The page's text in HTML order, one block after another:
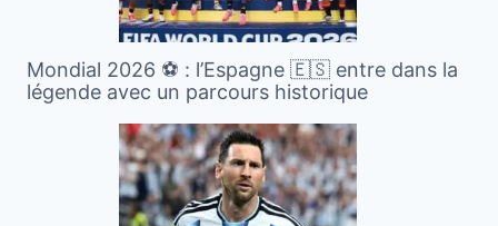
Mondial 2026 ⚽️ : l’Espagne 🇪🇸 entre dans la
légende avec un parcours historique